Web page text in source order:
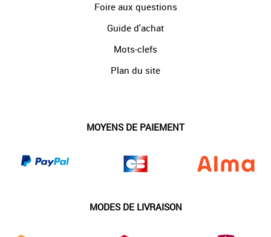
Foire aux questions
Guide d'achat
Mots-clefs
Plan du site
MOYENS DE PAIEMENT
MODES DE LIVRAISON